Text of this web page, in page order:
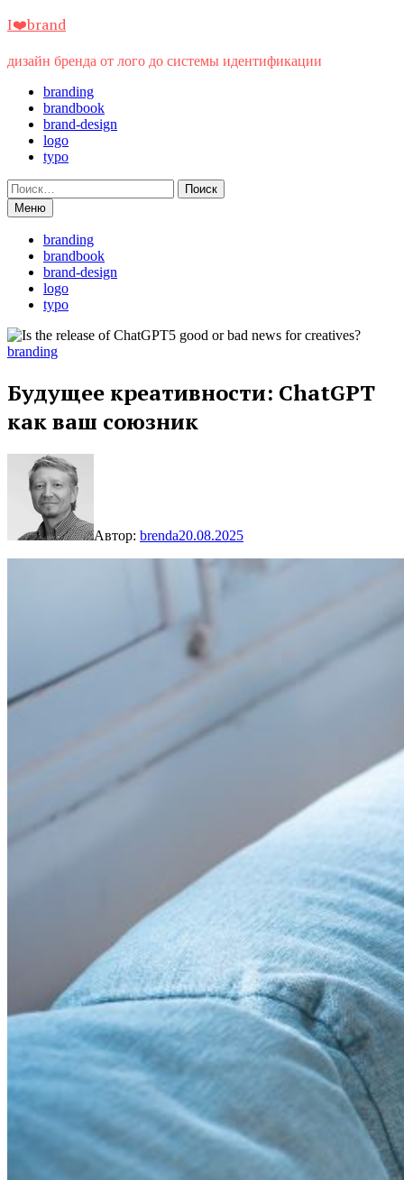
Перейти
содержимому
I❤️brand
дизайн бренда от лого до системы идентификации
branding
brandbook
brand-design
logo
typo
Найти:
Меню
branding
brandbook
brand-design
logo
typo
branding
Будущее креативности: ChatGPT
как ваш союзник
Автор: brenda20.08.2025